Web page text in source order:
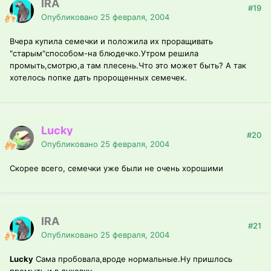
IRA
Опубликовано 25 февраля, 2004
#19
Вчера купила семечки и положила их проращивать
"старым"способом-на блюдечко.Утром решила
промыть,смотрю,а там плесень.Что это может быть? А так
хотелось попке дать пророщенных семечек.
Lucky
Опубликовано 25 февраля, 2004
#20
Скорее всего, семечки уже были не очень хорошими
IRA
Опубликовано 25 февраля, 2004
#21
Lucky Сама пробовала,вроде нормальные.Ну пришлось